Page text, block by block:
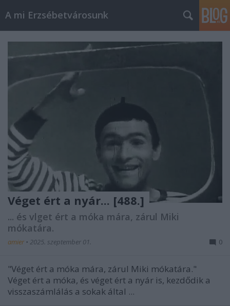
A mi Erzsébetvárosunk
Véget ért a nyár... [488.]
... és vlget ért a móka mára, zárul Miki
mókatára.
amier • 2025. szeptember 01. 0
"Véget ért a móka mára, zárul Miki mókatára."
Véget ért a móka, és véget ért a nyár is, kezdődik a
visszaszámlálás a sokak által ...